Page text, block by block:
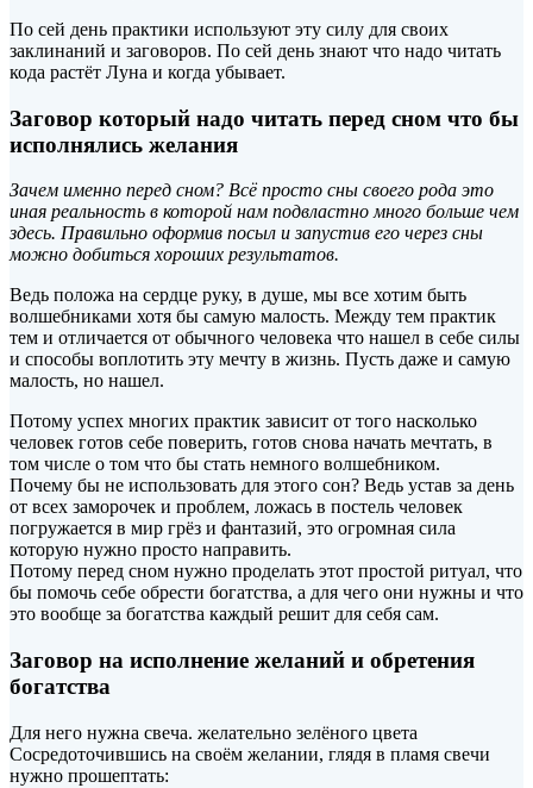
По сей день практики используют эту силу для своих
заклинаний и заговоров. По сей день знают что надо читать
кода растёт Луна и когда убывает.
Заговор который надо читать перед сном что бы
исполнялись желания
Зачем именно перед сном? Всё просто сны своего рода это
иная реальность в которой нам подвластно много больше чем
здесь. Правильно оформив посыл и запустив его через сны
можно добиться хороших результатов.
Ведь положа на сердце руку, в душе, мы все хотим быть
волшебниками хотя бы самую малость. Между тем практик
тем и отличается от обычного человека что нашел в себе силы
и способы воплотить эту мечту в жизнь. Пусть даже и самую
малость, но нашел.
Потому успех многих практик зависит от того насколько
человек готов себе поверить, готов снова начать мечтать, в
том числе о том что бы стать немного волшебником.
Почему бы не использовать для этого сон? Ведь устав за день
от всех заморочек и проблем, ложась в постель человек
погружается в мир грёз и фантазий, это огромная сила
которую нужно просто направить.
Потому перед сном нужно проделать этот простой ритуал, что
бы помочь себе обрести богатства, а для чего они нужны и что
это вообще за богатства каждый решит для себя сам.
Заговор на исполнение желаний и обретения
богатства
Для него нужна свеча. желательно зелёного цвета
Сосредоточившись на своём желании, глядя в пламя свечи
нужно прошептать: